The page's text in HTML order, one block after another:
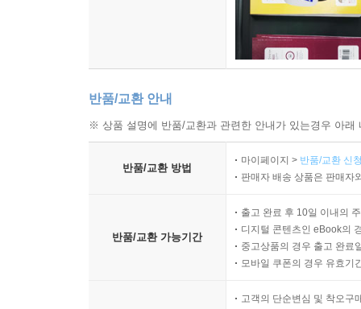
반품/교환 안내
※ 상품 설명에 반품/교환과 관련한 안내가 있는경우 아
반품/교환 방법
마이페이지 > 반품/교환 신
판매자 배송 상품은 판매자
반품/교환 가능기간
출고 완료 후 10일 이내의
디지털 콘텐츠인 eBook의
중고상품의 경우 출고 완료
모바일 쿠폰의 경우 유효기
고객의 단순변심 및 착오구